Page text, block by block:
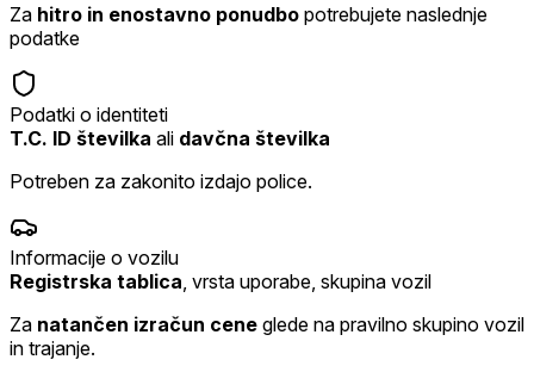
Za hitro in enostavno ponudbo potrebujete naslednje
podatke
Podatki o identiteti
T.C. ID številka ali davčna številka
Potreben za zakonito izdajo police.
Informacije o vozilu
Registrska tablica , vrsta uporabe, skupina vozil
Za natančen izračun cene glede na pravilno skupino vozil
in trajanje.